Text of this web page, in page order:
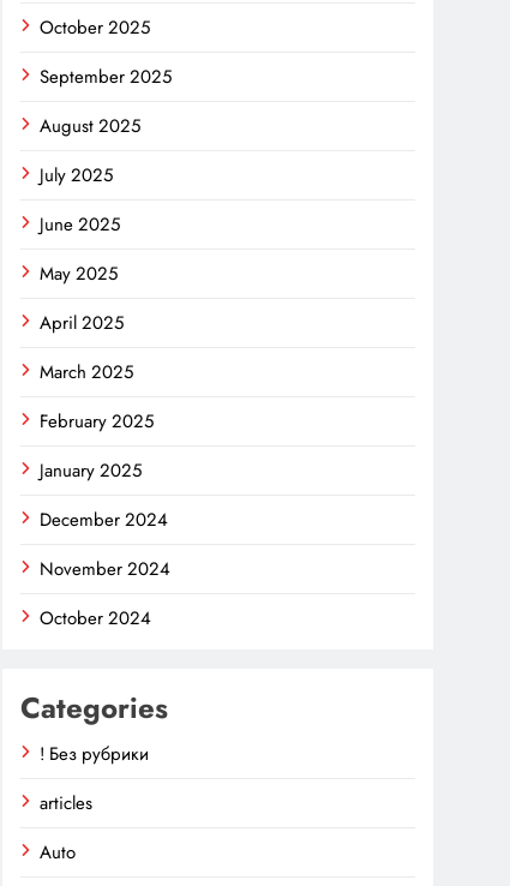
October 2025
September 2025
August 2025
July 2025
June 2025
May 2025
April 2025
March 2025
February 2025
January 2025
December 2024
November 2024
October 2024
Categories
! Без рубрики
articles
Auto